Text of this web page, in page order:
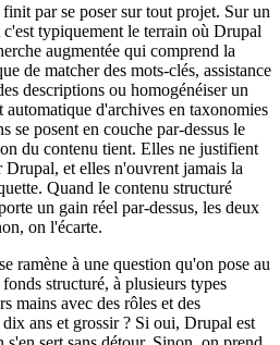
par se poser sur tout projet. Sur un
typiquement le terrain où Drupal
augmentée qui comprend la
de matcher des mots-clés, assistance
descriptions ou homogénéiser un
d'archives en taxonomies
se posent en couche par-dessus le
du contenu tient. Elles ne justifient
Drupal, et elles n'ouvrent jamais la
Quand le contenu structuré
un gain réel par-dessus, les deux
on l'écarte.
ramène à une question qu'on pose au
structuré, à plusieurs types
mains avec des rôles et des
ans et grossir ? Si oui, Drupal est